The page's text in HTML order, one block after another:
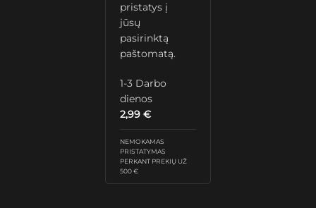
pristatys į
jūsų
pasirinktą
paštomatą.
1-3 Darbo
dienos
2,99€
NEMOKAMAS
PRISTATYMAS
PERKANT PREKIŲ UŽ
500 €